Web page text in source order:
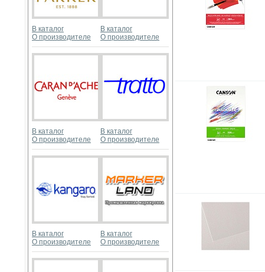
В каталог
О производителе
В каталог
О производителе
В каталог
О производителе
В каталог
О производителе
В каталог
О производителе
В каталог
О производителе